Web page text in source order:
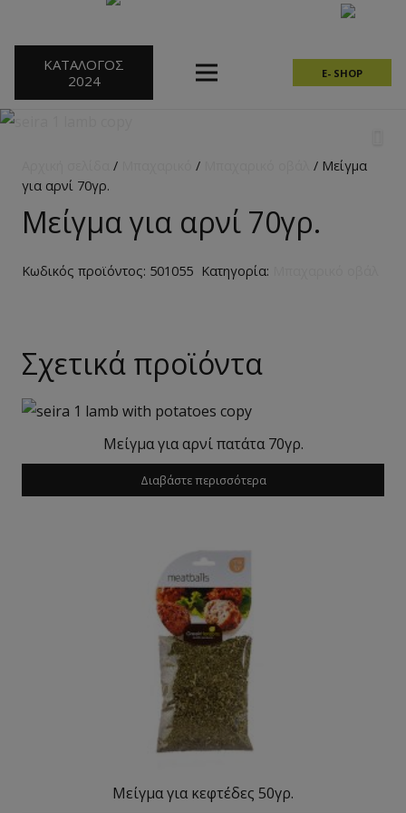
ΚΑΤΑΛΟΓΟΣ
2024
E- SHOP
/ /
/ Μείγμα
για αρνί 70γρ.
Μείγμα για αρνί 70γρ.
Κωδικός προϊόντος: 501055 Κατηγορία:
Σχετικά προϊόντα
Μείγμα για αρνί πατάτα 70γρ.
Διαβάστε περισσότερα
Μείγμα για κεφτέδες 50γρ.